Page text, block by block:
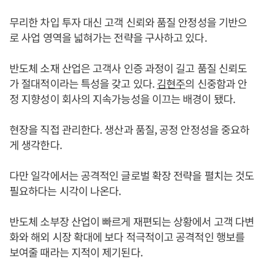
무리한 차입 투자 대신 고객 신뢰와 품질 안정성을 기반으
로 사업 영역을 넓혀가는 전략을 구사하고 있다.
반도체 소재 산업은 고객사 인증 과정이 길고 품질 신뢰도
가 절대적이라는 특성을 갖고 있다.김현주의 신중함과 안
정 지향성이 회사의 지속가능성을 이끄는 배경이 됐다.
현장을 직접 관리한다. 생산과 품질, 공정 안정성을 중요하
게 생각한다.
다만 일각에서는 공격적인 글로벌 확장 전략을 펼치는 것도
필요하다는 시각이 나온다.
반도체 소부장 산업이 빠르게 재편되는 상황에서 고객 다변
화와 해외 시장 확대에 보다 적극적이고 공격적인 행보를
보여줄 때라는 지적이 제기된다.